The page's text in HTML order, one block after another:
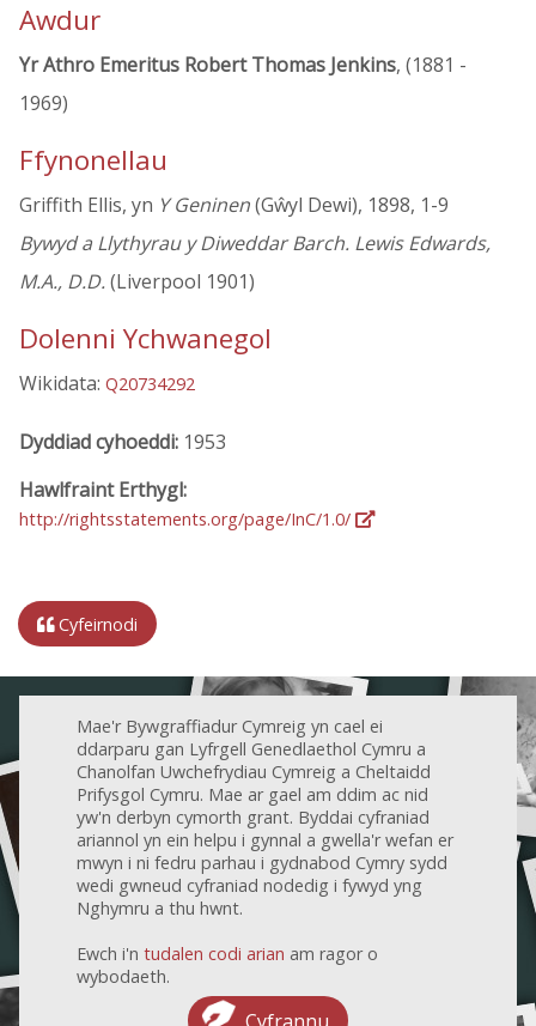
Awdur
Yr Athro Emeritus Robert Thomas Jenkins, (1881 -
1969)
Ffynonellau
Griffith Ellis, yn Y Geninen(Gŵyl Dewi), 1898, 1-9
Bywyd a Llythyrau y Diweddar Barch. Lewis Edwards,
M.A., D.D.(Liverpool 1901)
Dolenni Ychwanegol
Wikidata: Q20734292
Dyddiad cyhoeddi: 1953
Hawlfraint Erthygl:
http://rightsstatements.org/page/InC/1.0/
Cyfeirnodi
Mae'r Bywgraffiadur Cymreig yn cael ei
ddarparu gan Lyfrgell Genedlaethol Cymru a
Chanolfan Uwchefrydiau Cymreig a Cheltaidd
Prifysgol Cymru. Mae ar gael am ddim ac nid
yw'n derbyn cymorth grant. Byddai cyfraniad
ariannol yn ein helpu i gynnal a gwella'r wefan er
mwyn i ni fedru parhau i gydnabod Cymry sydd
wedi gwneud cyfraniad nodedig i fywyd yng
Nghymru a thu hwnt.
Ewch i'n tudalen codi arian am ragor o
wybodaeth.
Cyfrannu